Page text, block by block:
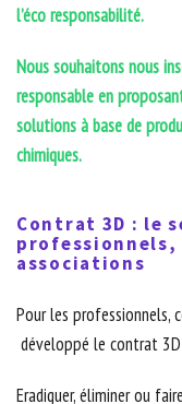
l’éco responsabilité.
Nous souhaitons nous
responsable en
solutions à base de
chimiques.
Contrat 3D : le
associations
Pour les professionnels,
développé le contrat
Eradiquer, éliminer ou